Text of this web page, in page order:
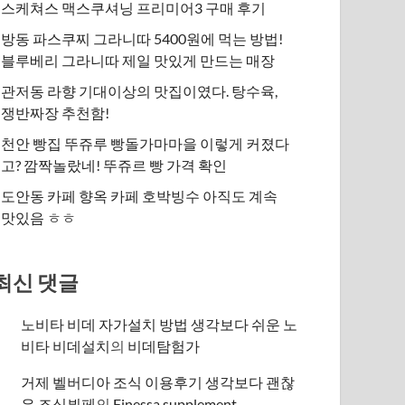
스케쳐스 맥스쿠셔닝 프리미어3 구매 후기
방동 파스쿠찌 그라니따 5400원에 먹는 방법!
블루베리 그라니따 제일 맛있게 만드는 매장
관저동 라향 기대이상의 맛집이였다. 탕수육,
쟁반짜장 추천함!
천안 빵집 뚜쥬루 빵돌가마마을 이렇게 커졌다
고? 깜짝놀랐네! 뚜쥬르 빵 가격 확인
도안동 카페 향옥 카페 호박빙수 아직도 계속
맛있음 ㅎㅎ
신 댓글
노비타 비데 자가설치 방법 생각보다 쉬운 노
비타 비데설치의 비데탐험가
거제 벨버디아 조식 이용후기 생각보다 괜찮